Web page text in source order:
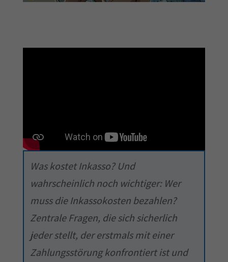
Was kostet Inkasso? Und
wahrscheinlich noch wichtiger: Wer
muss die Inkassokosten bezahlen?
Zentrale Fragen, die sich sicherlich
jeder stellt, der erstmals mit einer
Zahlungsstörung konfrontiert ist und